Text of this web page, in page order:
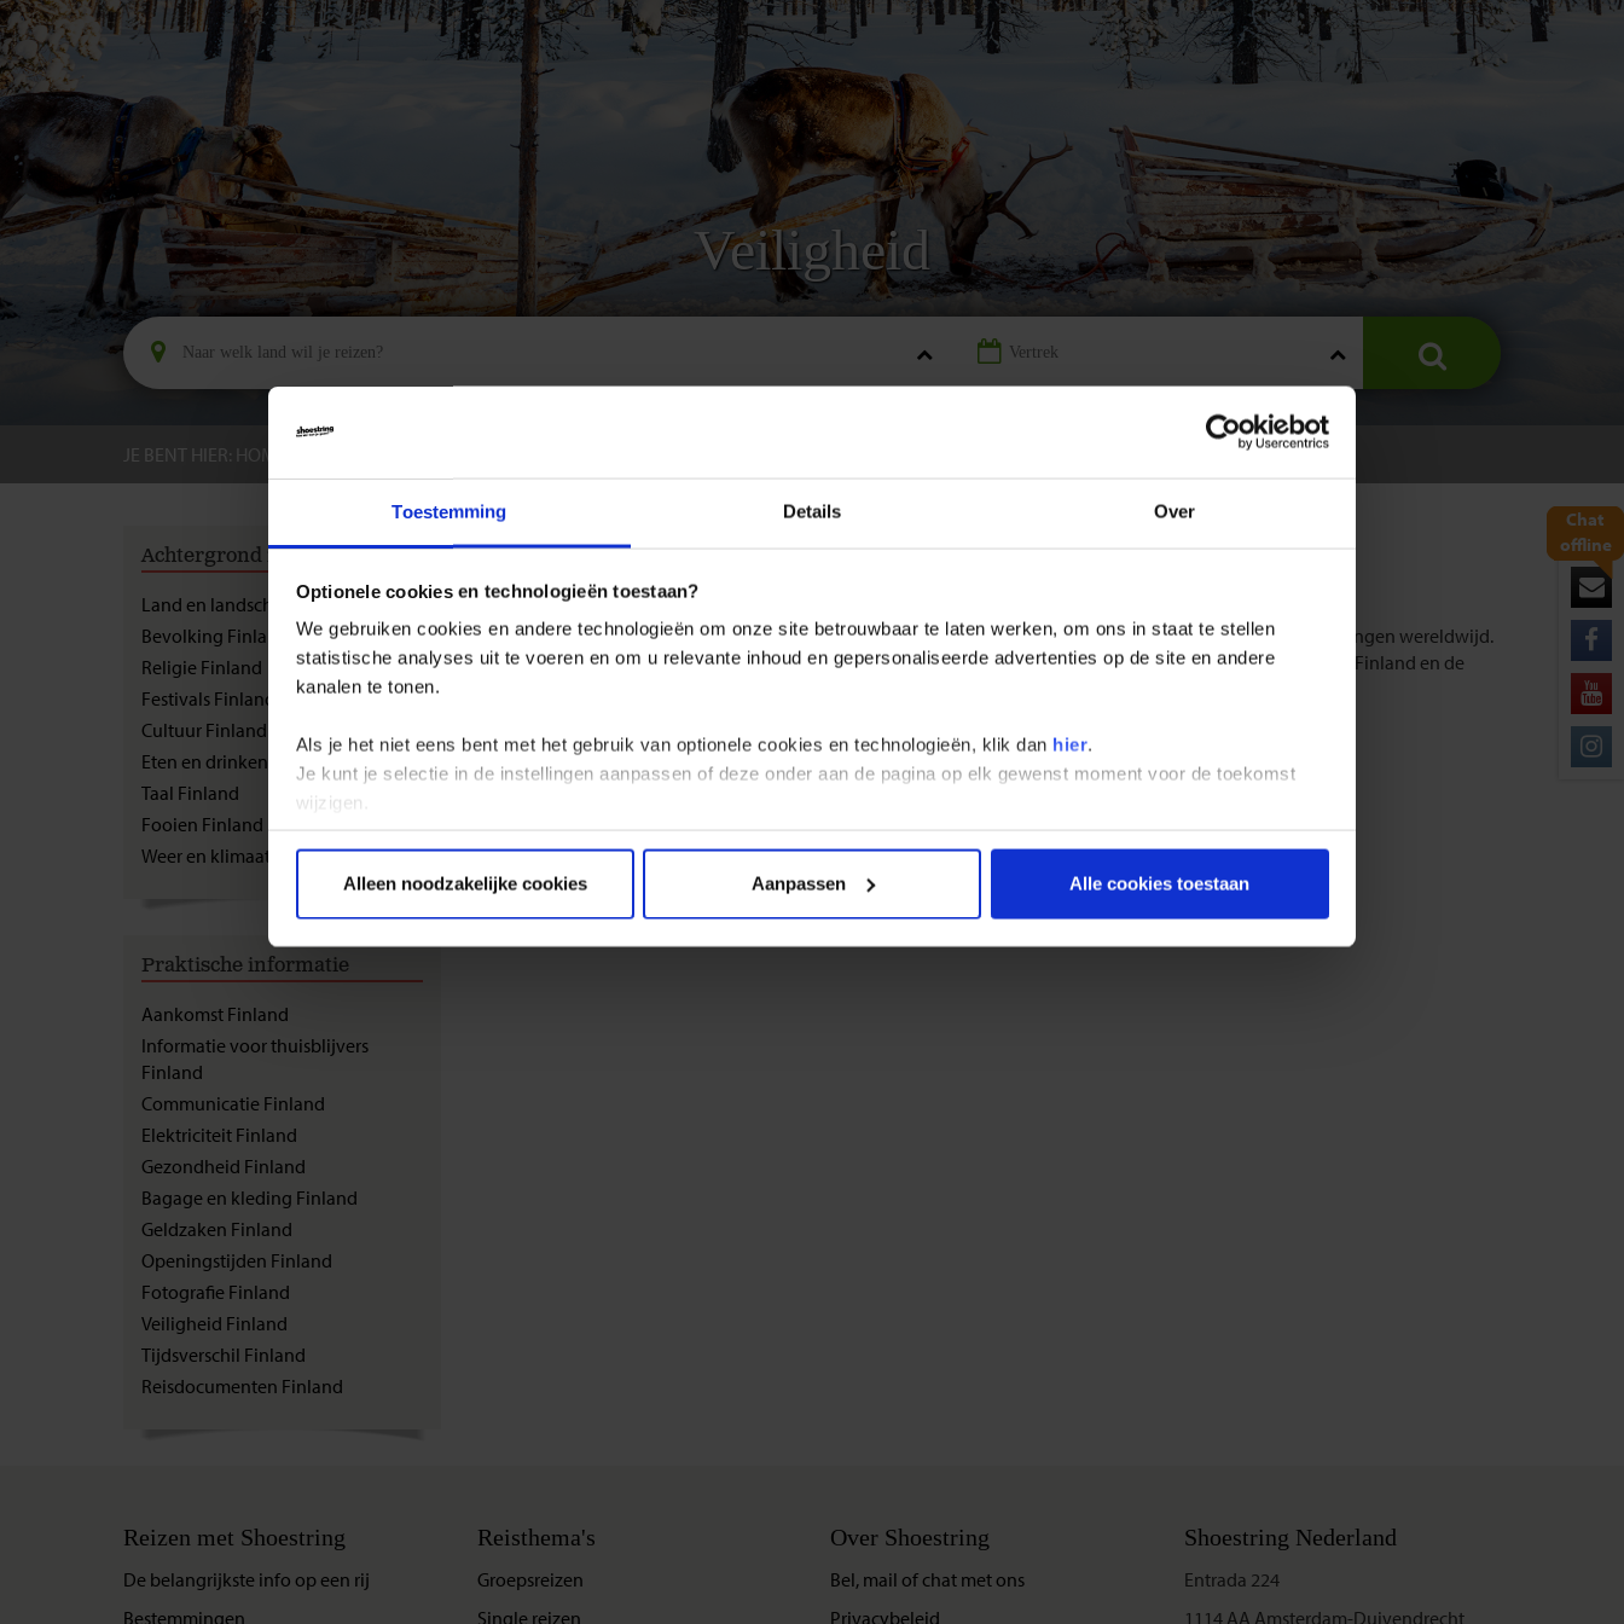
Toestemming Details Over
Optionele cookies en technologieën toestaan?
We gebruiken cookies en andere technologieën om onze site betrouwbaar te laten werken, om ons in staat te stellen
statistische analyses uit te voeren en om u relevante inhoud en gepersonaliseerde advertenties op de site en andere
kanalen te tonen.
Als je het niet eens bent met het gebruik van optionele cookies en technologieën, klik dan hier.
Je kunt je selectie in de instellingen aanpassen of deze onder aan de pagina op elk gewenst moment voor de toekomst
wijzigen.
Alleen noodzakelijke cookies
Aanpassen Alle cookies toestaan
Chat
offline
Veiligheid
JE BENT HIER: HOME
Achtergrond informatie
Land en landschap Finland
Bevolking Finland
Religie Finland
Festivals Finland
Cultuur Finland
Eten en drinken Finland
Taal Finland
Fooien Finland
Weer en klimaat Finland
Praktische informatie
Aankomst Finland
Informatie voor thuisblijvers
Finland
Communicatie Finland
Elektriciteit Finland
Gezondheid Finland
Bagage en kleding Finland
Geldzaken Finland
Openingstijden Finland
Fotografie Finland
Veiligheid Finland
Tijdsverschil Finland
Reisdocumenten Finland
Veiligheid Finland
De Nederlandse overheid heeft een website waar je informatie vindt over alle Nederlandse vertegenwoordigingen wereldwijd.
Hieronder vallen bijvoorbeeld ambassades en consulaten. Hier vind je ook actuele informatie over je reis naar Finland en de
Reizen met Shoestring
De belangrijkste info op een rij
Bestemmingen
Reisthema's
Groepsreizen
Single reizen
Over Shoestring
Bel, mail of chat met ons
Privacybeleid
Shoestring Nederland
Entrada 224
1114 AA Amsterdam-Duivendrecht